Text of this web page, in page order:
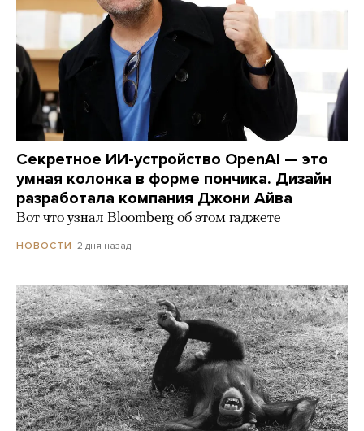
Секретное ИИ-устройство OpenAI — это
умная колонка в форме пончика. Дизайн
разработала компания Джони Айва
Вот что узнал Bloomberg об этом гаджете
НОВОСТИ 2 дня назад